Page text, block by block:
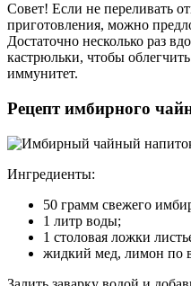
Совет! Если не переливать
приготовления, можно
Достаточно несколько раз
кастрюльки, чтобы
иммунитет.
Рецепт имбирного
Ингредиенты:
50 грамм свежего
1 литр воды;
1 столовая ложки
жидкий мед, лимон по